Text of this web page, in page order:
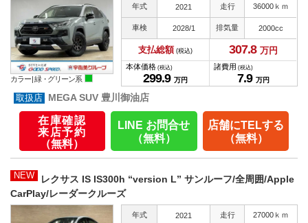
カラー |緑・グリーン系
年式 2021 走行 36000ｋｍ
車検 2028/1 排気量 2000cc
支払総額 (税込) 307.8 万円
本体価格 (税込)
299.9 万円
諸費用 (税込)
7.9 万円
MEGA SUV 豊川御油店
在庫確認
来店予約
（無料）
LINE お問合せ
（無料）
店舗にTELする
（無料）
NEW
レクサス IS IS300h “version L” サンルーフ/全周囲/Apple
CarPlay/レーダークルーズ
年式 2021 走行 27000ｋｍ